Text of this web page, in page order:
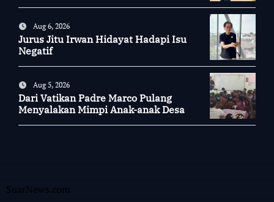
Aug 6, 2026
Jurus Jitu Irwan Hidayat Hadapi Isu
Negatif
Aug 5, 2026
Dari Vatikan Padre Marco Pulang
Menyalakan Mimpi Anak-anak Desa
SuarNews.com